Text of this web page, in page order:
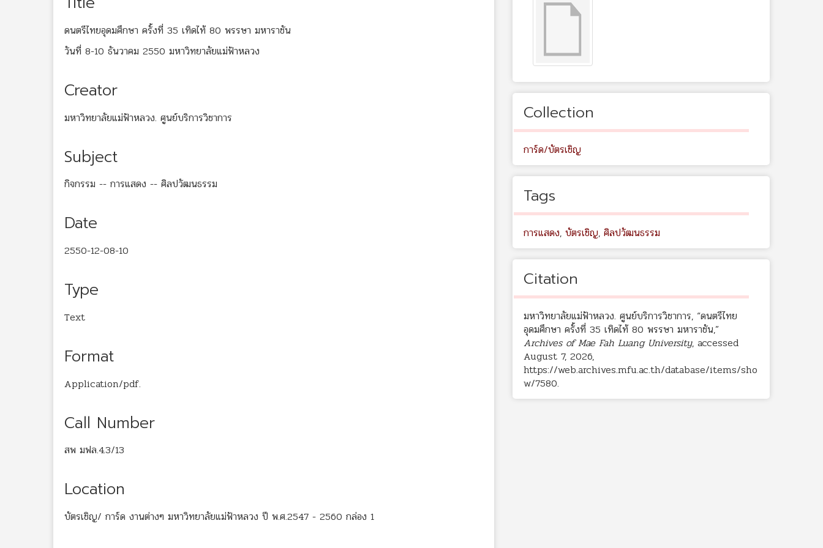
ดนตรีไทยอุดมศึกษา ครั้งที่ 35 เทิดไท้ 80 พรรษา มหาราชัน
วันที่ 8-10 ธันวาคม 2550 มหาวิทยาลัยแม่ฟ้าหลวง
Creator
มหาวิทยาลัยแม่ฟ้าหลวง. ศูนย์บริการวิชาการ
Subject
กิจกรรม -- การแสดง -- ศิลปวัฒนธรรม
Date
2550-12-08-10
Type
Text
Format
Application/pdf.
Call Number
สพ มฟล.4.3/13
Location
บัตรเชิญ/ การ์ด งานต่างๆ มหาวิทยาลัยแม่ฟ้าหลวง ปี พ.ศ.2547 - 2560 กล่อง 1
Collection
การ์ด/บัตรเชิญ
Tags
การแสดง, บัตรเชิญ, ศิลปวัฒนธรรม
Citation
มหาวิทยาลัยแม่ฟ้าหลวง. ศูนย์บริการวิชาการ, “ดนตรีไทย
อุดมศึกษา ครั้งที่ 35 เทิดไท้ 80 พรรษา มหาราชัน,”
Archives of Mae Fah Luang University, accessed
August 7, 2026,
https://web.archives.mfu.ac.th/database/items/sho
w/7580.